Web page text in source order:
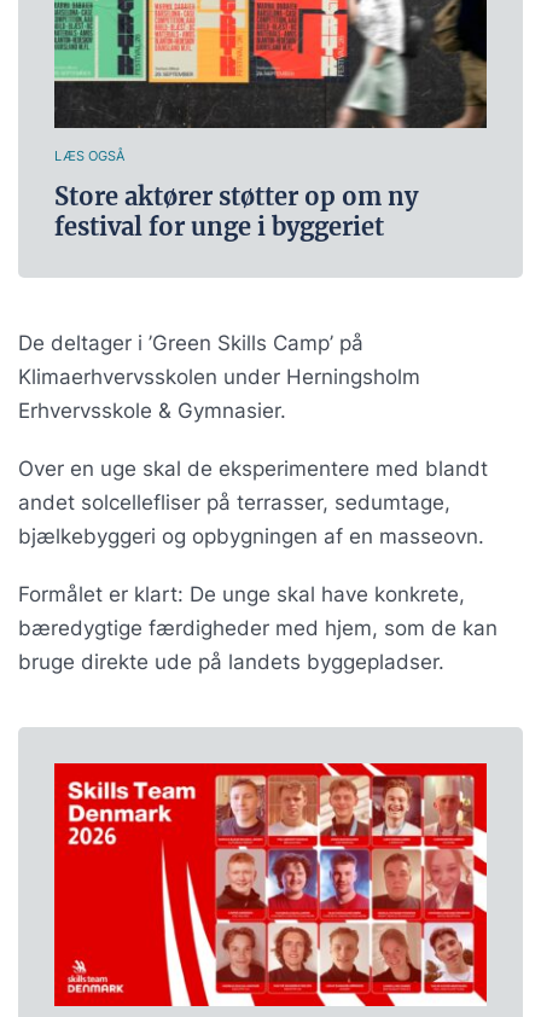
LÆS OGSÅ
Store aktører støtter op om ny
festival for unge i byggeriet
De deltager i ’Green Skills Camp’ på
Klimaerhvervsskolen under Herningsholm
Erhvervsskole & Gymnasier.
Over en uge skal de eksperimentere med blandt
andet solcellefliser på terrasser, sedumtage,
bjælkebyggeri og opbygningen af en masseovn.
Formålet er klart: De unge skal have konkrete,
bæredygtige færdigheder med hjem, som de kan
bruge direkte ude på landets byggepladser.